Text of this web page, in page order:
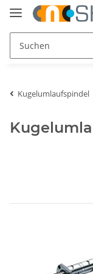
Kugelumlaufspindel